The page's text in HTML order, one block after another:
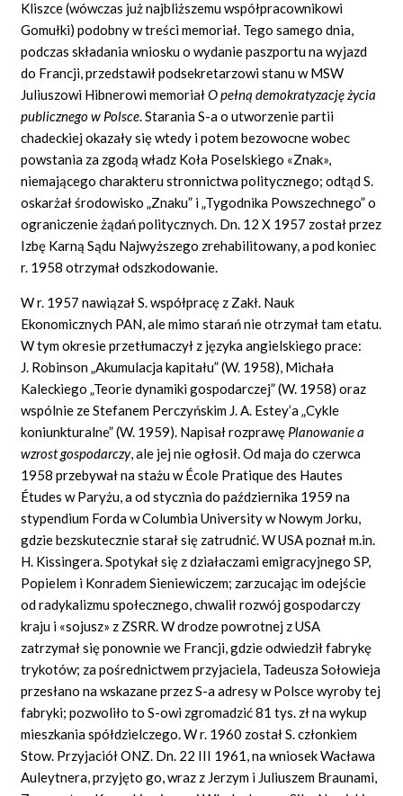
Kliszce (wówczas już najbliższemu współpracownikowi
Gomułki) podobny w treści memoriał. Tego samego dnia,
podczas składania wniosku o wydanie paszportu na wyjazd
do Francji, przedstawił podsekretarzowi stanu w MSW
Juliuszowi Hibnerowi memoriałO pełną demokratyzacjężycia
publicznego w Polsce. Starania S-a o utworzenie partii
chadeckiej okazały się wtedy i potem bezowocne wobec
powstania za zgodą władz Koła Poselskiego «Znak»,
niemającego charakteru stronnictwa politycznego; odtąd S.
oskarżał środowisko „Znaku” i „Tygodnika Powszechnego” o
ograniczenie żądań politycznych. Dn. 12 X 1957 został przez
Izbę Karną Sądu Najwyższego zrehabilitowany, a pod koniec
r. 1958 otrzymał odszkodowanie.
W r. 1957 nawiązał S. współpracę z Zakł. Nauk
Ekonomicznych PAN, ale mimo starań nie otrzymał tam etatu.
W tym okresie przetłumaczył z języka angielskiego prace:
J. Robinson „Akumulacja kapitału” (W. 1958), Michała
Kaleckiego „Teorie dynamiki gospodarczej” (W. 1958) oraz
wspólnie ze Stefanem Perczyńskim J. A. Estey’a „Cykle
koniunkturalne” (W. 1959). Napisał rozprawę Planowanie a
wzrost gospodarczy,ale jej nie ogłosił. Od maja do czerwca
1958 przebywał na stażu w École Pratique des Hautes
Études w Paryżu, a od stycznia do października 1959 na
stypendium Forda w Columbia University w Nowym Jorku,
gdzie bezskutecznie starał się zatrudnić. W USA poznał m.in.
H. Kissingera. Spotykał się z działaczami emigracyjnego SP,
Popielem i Konradem Sieniewiczem; zarzucając im odejście
od radykalizmu społecznego, chwalił rozwój gospodarczy
kraju i «sojusz» z ZSRR. W drodze powrotnej z USA
zatrzymał się ponownie we Francji, gdzie odwiedził fabrykę
trykotów; za pośrednictwem przyjaciela, Tadeusza Sołowieja
przesłano na wskazane przez S-a adresy w Polsce wyroby tej
fabryki; pozwoliło to S-owi zgromadzić 81 tys. zł na wykup
mieszkania spółdzielczego. W r. 1960 został S. członkiem
Stow. Przyjaciół ONZ. Dn. 22 III 1961, na wniosek Wacława
Auleytnera, przyjęto go, wraz z Jerzym i Juliuszem Braunami,